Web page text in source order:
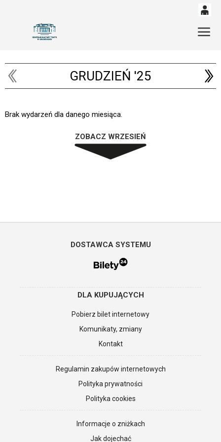
14 52
GRUDZIEŃ '25
Brak wydarzeń dla danego miesiąca.
ZOBACZ WRZESIEŃ
DOSTAWCA SYSTEMU
DLA KUPUJĄCYCH
Pobierz bilet internetowy
Komunikaty, zmiany
Kontakt
Regulamin zakupów internetowych
Polityka prywatności
Polityka cookies
Informacje o zniżkach
Jak dojechać